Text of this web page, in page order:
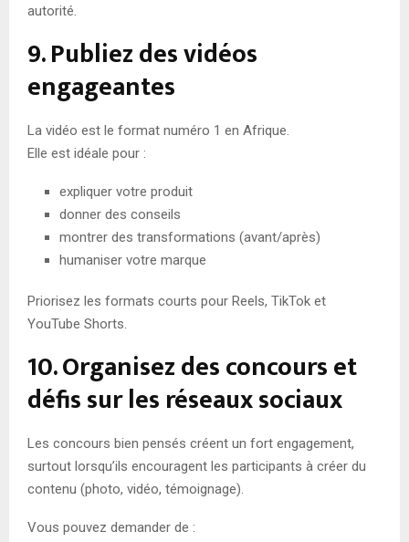
autorité.
9. Publiez des vidéos
engageantes
La vidéo est le format numéro 1 en Afrique.
Elle est idéale pour :
expliquer votre produit
donner des conseils
montrer des transformations (avant/après)
humaniser votre marque
Priorisez les formats courts pour Reels, TikTok et
YouTube Shorts.
10. Organisez des concours et
défis sur les réseaux sociaux
Les concours bien pensés créent un fort engagement,
surtout lorsqu’ils encouragent les participants à créer du
contenu (photo, vidéo, témoignage).
Vous pouvez demander de :